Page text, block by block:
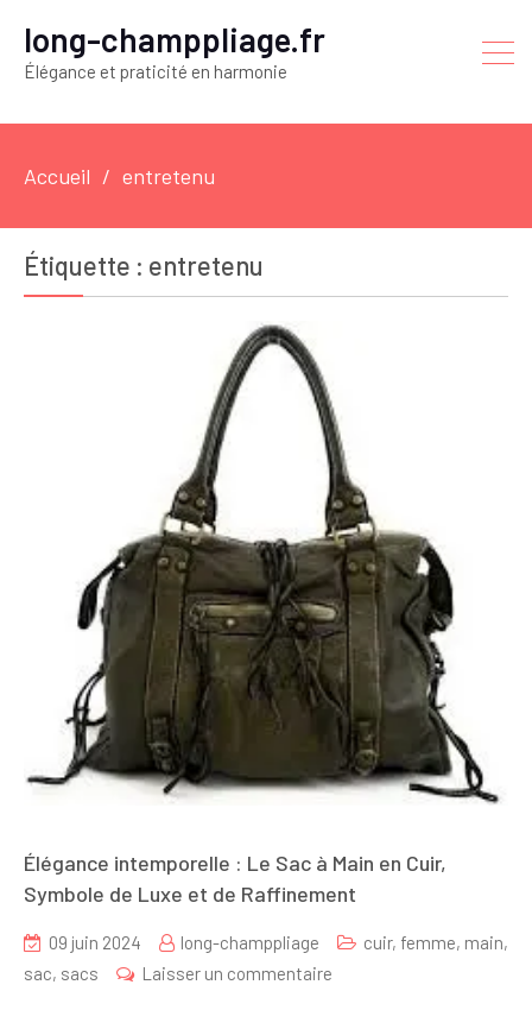
long-champpliage.fr
Élégance et praticité en harmonie
Accueil entretenu
Étiquette : entretenu
Élégance intemporelle : Le Sac à Main en Cuir,
Symbole de Luxe et de Raffinement
09 juin 2024 long-champpliage cuir, femme, main,
sac, sacs Laisser un commentaire